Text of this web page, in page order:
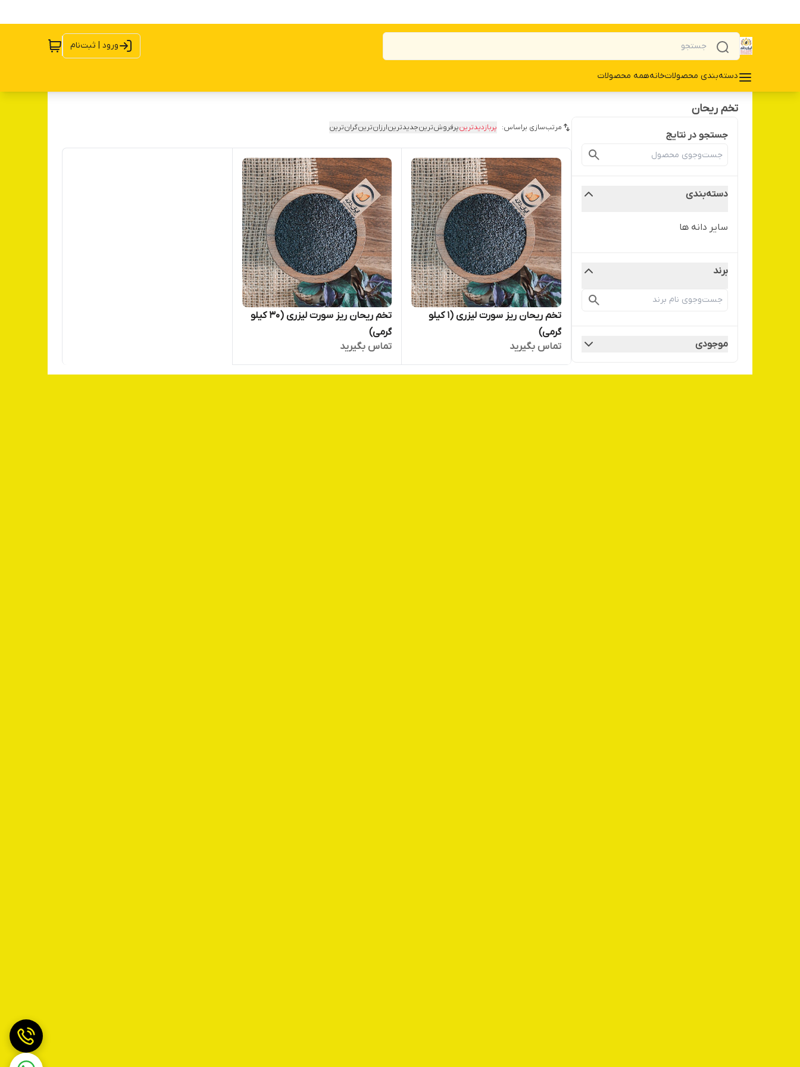
ورود | ثبت‌نام
دسته‌بندی محصولاتخانههمه محصولات
تخم ریحان
جستجو در نتایج
دسته‌بندی
سایر دانه ها
برند
موجودی
مرتب‌سازی براساس: پربازدیدترینپرفروش‌ترینجدیدترینارزان‌ترینگران‌ترین
تخم ریحان ریز سورت لیزری (1 کیلو
گرمی)
تماس بگیرید
تخم ریحان ریز سورت لیزری (30 کیلو
گرمی)
تماس بگیرید